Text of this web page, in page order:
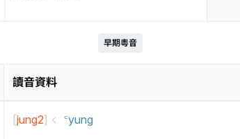
早期粵音
讀音資料
[jung2] ꜂yung